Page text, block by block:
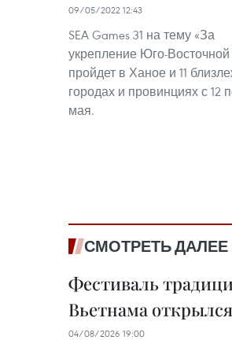
09/05/2022 12:43
SEA Games 31 на тему «За
укрепление Юго-Восточной
пройдет в Ханое и 11
городах и провинциях с 12
мая.
СМОТРЕТЬ ДАЛЕЕ
Фестиваль
Вьетнама
04/08/2026 19:00